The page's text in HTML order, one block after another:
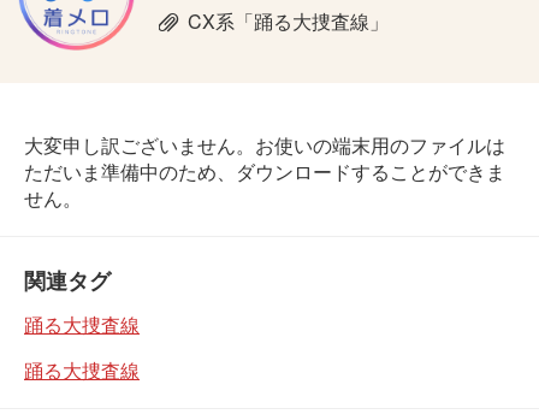
CX系「踊る大捜査線」
大変申し訳ございません。お使いの端末用のファイルは
ただいま準備中のため、ダウンロードすることができま
せん。
関連タグ
踊る大捜査線
踊る大捜査線